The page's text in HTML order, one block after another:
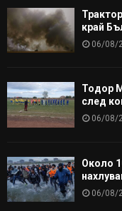
край
06/08/
Тодор
след
06/08/
Около
06/08/